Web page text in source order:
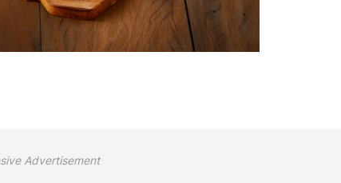
Advertisement